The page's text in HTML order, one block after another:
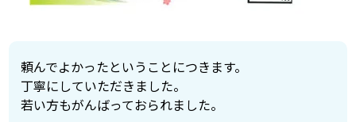
頼んでよかったということにつきます。
丁寧にしていただきました。
若い方もがんばっておられました。